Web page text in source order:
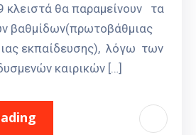
κλειστά θα παραμείνουν τα
βαθμίδων(πρωτοβάθμιας
εκπαίδευσης), λόγω των
καιρικών […]